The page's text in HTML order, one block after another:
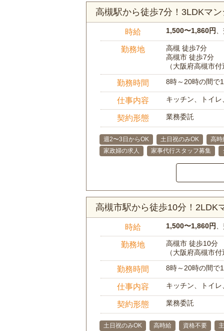
高槻駅から徒歩7分！3LDKマ
時給 1,500〜1,860円
勤務地
高槻 徒歩7分
高槻市 徒歩7分
（大阪府高槻市
勤務時間 8時～20時の間で
仕事内容 キッチン、トイ
契約形態 業務委託
週2〜3日からOK 土日祝のみOK
高時
家政婦の求人
家事代行スタッフ募集
高槻市駅から徒歩10分！2LDK
時給 1,500〜1,860円
勤務地
高槻市 徒歩10分
（大阪府高槻市
勤務時間 8時～20時の間で
仕事内容 キッチン、トイ
契約形態 業務委託
土日祝のみOK 高時給 資格不要